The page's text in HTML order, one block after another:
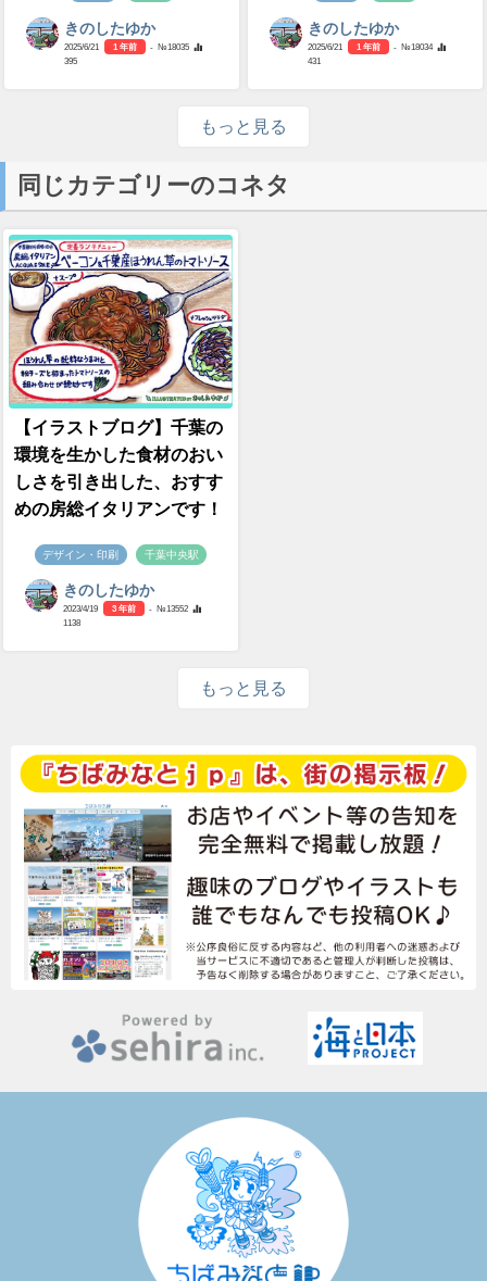
きのしたゆか
2025/6/21 1 年前
- №18035
395
きのしたゆか
2025/6/21 1 年前
- №18034
431
もっと見る
同じカテゴリーのコネタ
【イラストブログ】千葉の
環境を生かした食材のおい
しさを引き出した、おすす
めの房総イタリアンです！
デザイン・印刷 千葉中央駅
きのしたゆか
2023/4/19 3 年前
- №13552
1138
もっと見る